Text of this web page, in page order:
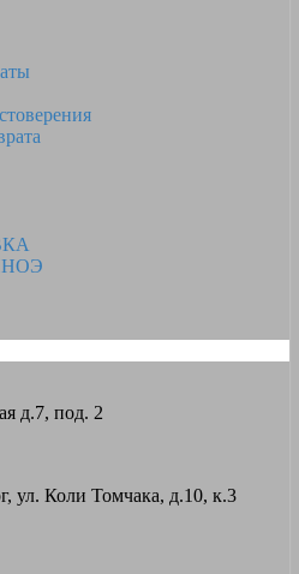
д.7, под. 2
ул. Коли Томчака, д.10, к.3